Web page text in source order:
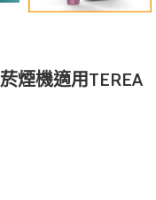
煙機適用TEREA